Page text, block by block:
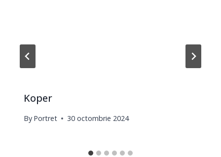
Koper
By Portret 30 octombrie 2024